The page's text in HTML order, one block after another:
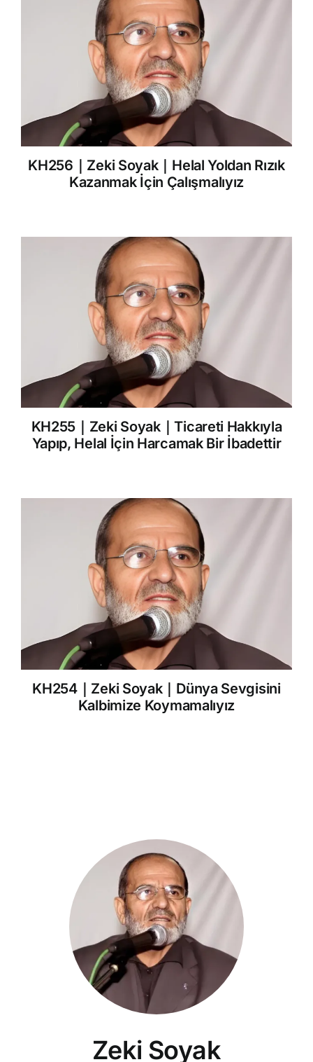
KH256｜Zeki Soyak｜Helal Yoldan Rızık
Kazanmak İçin Çalışmalıyız
KH255｜Zeki Soyak｜Ticareti Hakkıyla
Yapıp, Helal İçin Harcamak Bir İbadettir
KH254｜Zeki Soyak｜Dünya Sevgisini
Kalbimize Koymamalıyız
Zeki Soyak